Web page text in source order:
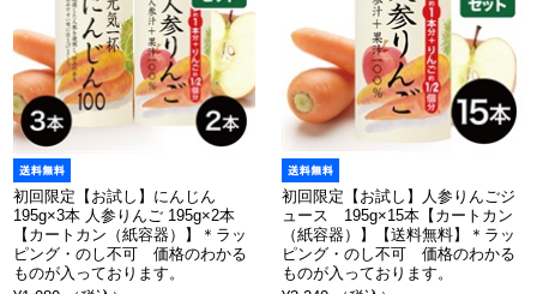
初回限定【お試し】にんじん
195g×3本 人参りんご 195g×2本
【カートカン（紙容器）】＊ラッ
ピング・のし不可 価格のわかる
ものが入っております。
初回限定【お試し】人参りんごジ
ュース 195g×15本【カートカン
（紙容器）】【送料無料】＊ラッ
ピング・のし不可 価格のわかる
ものが入っております。